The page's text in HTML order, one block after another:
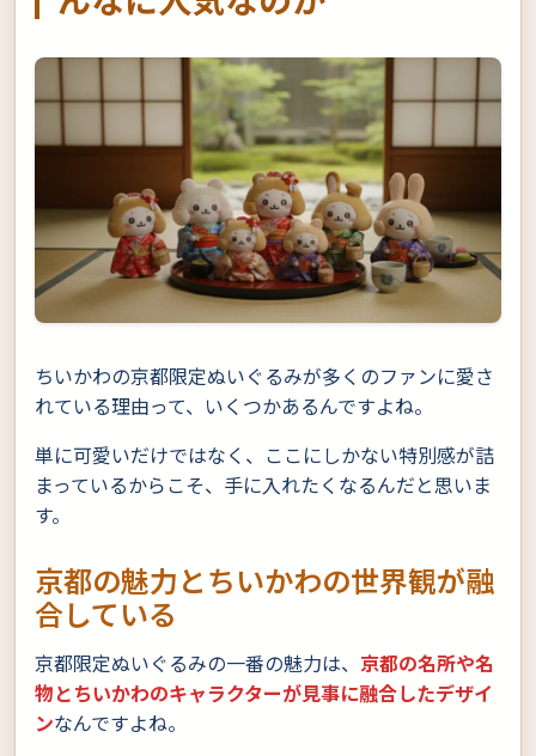
ちいかわの京都限定ぬいぐるみが多くのファンに愛さ
れている理由って、いくつかあるんですよね。
単に可愛いだけではなく、ここにしかない特別感が詰
まっているからこそ、手に入れたくなるんだと思いま
す。
京都の魅力とちいかわの世界観が融
合している
京都限定ぬいぐるみの一番の魅力は、 京都の名所や名
物とちいかわのキャラクターが見事に融合したデザイ
ンなんですよね。